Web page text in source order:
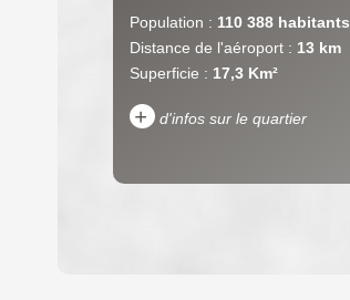
Population : 110 388 habitants
Distance de l'aéroport : 13 km
Superficie : 17,3 Km²
+ d'infos sur le quartier